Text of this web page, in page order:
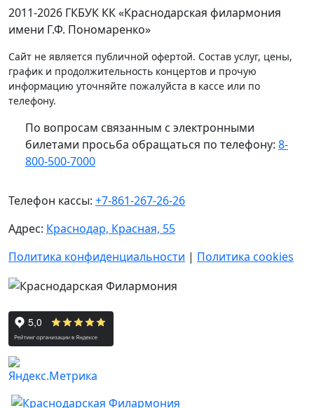
2011-2026 ГКБУК КК «Краснодарская филармония
имени Г.Ф. Пономаренко»
Сайт не является публичной офертой. Состав услуг, цены,
график и продолжительность концертов и прочую
информацию уточняйте пожалуйста в кассе или по
телефону.
По вопросам связанным с электронными
билетами просьба обращаться по телефону: 8-
800-500-7000
Телефон кассы: +7-861-267-26-26
Адрес: Краснодар, Красная, 55
Политика конфиденциальности | Политика cookies